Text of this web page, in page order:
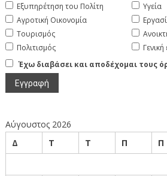
Εξυπηρέτηση του Πολίτη
Αγροτική Οικονομία
Τουρισμός
Πολιτισμός
Υγεία
Έχω διαβάσει και αποδέχομαι τους
Αύγουστος 2026
Δ
Τ Τ Π Π